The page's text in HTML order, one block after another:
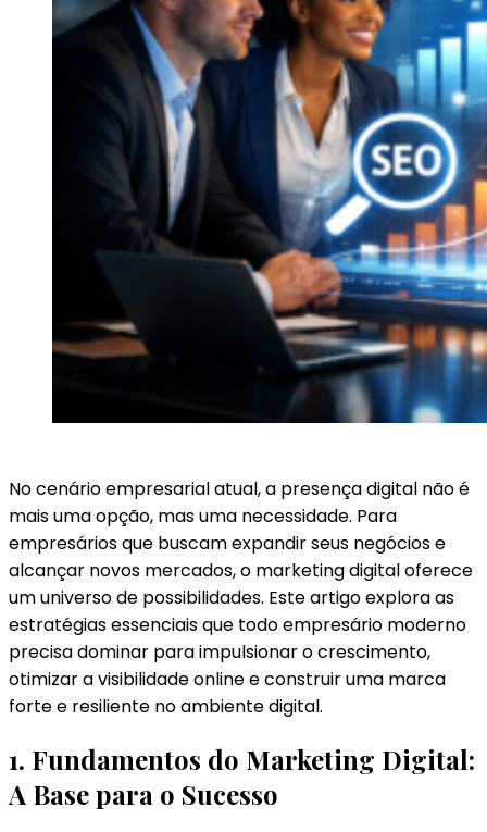
No cenário empresarial atual, a presença digital não é
mais uma opção, mas uma necessidade. Para
empresários que buscam expandir seus negócios e
alcançar novos mercados, o marketing digital oferece
um universo de possibilidades. Este artigo explora as
estratégias essenciais que todo empresário moderno
precisa dominar para impulsionar o crescimento,
otimizar a visibilidade online e construir uma marca
forte e resiliente no ambiente digital.
1. Fundamentos do Marketing Digital:
A Base para o Sucesso